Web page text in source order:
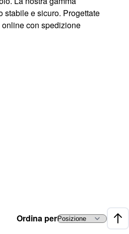
stabile e sicuro. Progettate
con spedizione
Ordina per